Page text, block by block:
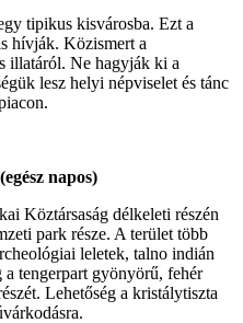
tipikus kisvárosba. Ezt a
hívják. Közismert a
illatáról. Ne hagyják ki a
lesz helyi népviselet és tánc
napos)
Köztársaság délkeleti részén
park része. A terület több
leletek, talno indián
tengerpart gyönyörű, fehér
Lehetőség a kristálytiszta